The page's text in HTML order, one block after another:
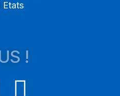
Etats
!